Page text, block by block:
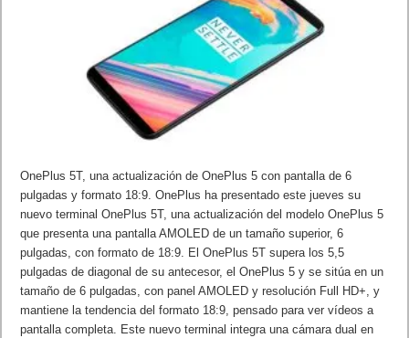
OnePlus 5T, una actualización de OnePlus 5 con pantalla de 6
pulgadas y formato 18:9. OnePlus ha presentado este jueves su
nuevo terminal OnePlus 5T, una actualización del modelo OnePlus 5
que presenta una pantalla AMOLED de un tamaño superior, 6
pulgadas, con formato de 18:9. El OnePlus 5T supera los 5,5
pulgadas de diagonal de su antecesor, el OnePlus 5 y se sitúa en un
tamaño de 6 pulgadas, con panel AMOLED y resolución Full HD+, y
mantiene la tendencia del formato 18:9, pensado para ver vídeos a
pantalla completa. Este nuevo terminal integra una cámara dual en